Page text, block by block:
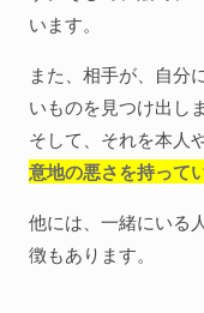
います。
また、相手が、自分
いものを見つけ出しま
そして、それを本人
意地の悪さを持って
他には、一緒にいる
徴もあります。